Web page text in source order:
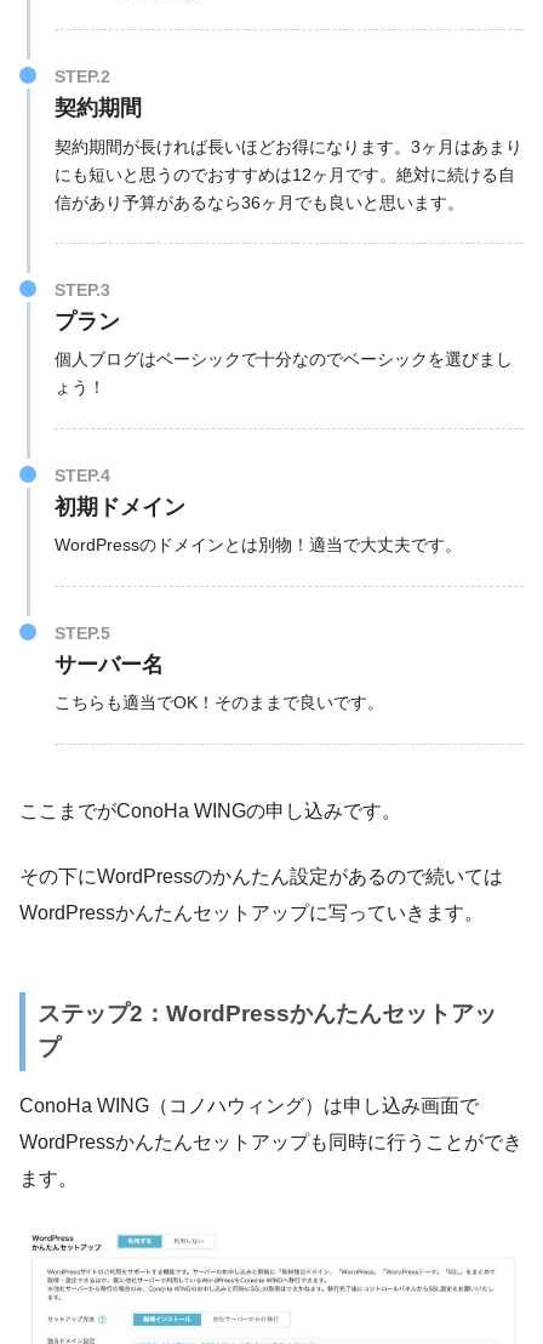
STEP.2
契約期間
契約期間が長ければ長いほどお得になります。3ヶ月はあまり
にも短いと思うのでおすすめは12ヶ月です。絶対に続ける自
信があり予算があるなら36ヶ月でも良いと思います。
STEP.3
プラン
個人ブログはベーシックで十分なのでベーシックを選びまし
ょう！
STEP.4
初期ドメイン
WordPressのドメインとは別物！適当で大丈夫です。
STEP.5
サーバー名
こちらも適当でOK！そのままで良いです。
ここまでがConoHa WINGの申し込みです。
その下にWordPressのかんたん設定があるので続いては
WordPressかんたんセットアップに写っていきます。
ステップ2：WordPressかんたんセットアッ
プ
ConoHa WING（コノハウィング）は申し込み画面で
WordPressかんたんセットアップも同時に行うことができ
ます。